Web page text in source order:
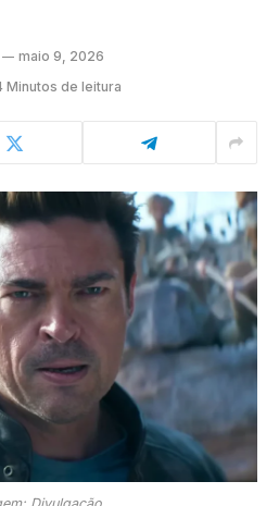
maio 9, 2026
Minutos de leitura